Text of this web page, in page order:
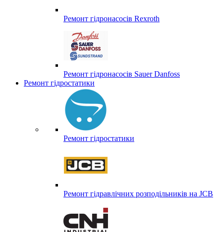
Ремонт гідронасосів Rexroth
Ремонт гідронасосів Sauer Danfoss
Ремонт гідростатики
Ремонт гідростатики
Ремонт гідравлічних розподільників на JCB